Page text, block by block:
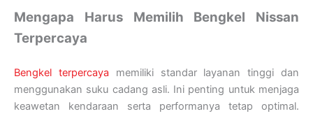
Mengapa Harus Memilih Bengkel Nissan
Terpercaya
Bengkel terpercaya memiliki standar layanan tinggi dan
menggunakan suku cadang asli. Ini penting untuk menjaga
keawetan kendaraan serta performanya tetap optimal.